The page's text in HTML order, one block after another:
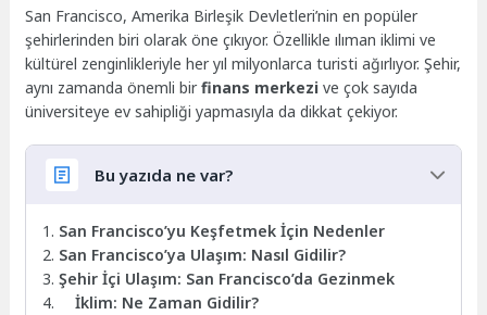
San Francisco, Amerika Birleşik Devletleri’nin en popüler
şehirlerinden biri olarak öne çıkıyor. Özellikle ılıman iklimi ve
kültürel zenginlikleriyle her yıl milyonlarca turisti ağırlıyor. Şehir,
aynı zamanda önemli birfinans merkezi ve çok sayıda
üniversiteye ev sahipliği yapmasıyla da dikkat çekiyor.
Bu yazıda ne var?
San Francisco’yu Keşfetmek İçin Nedenler
San Francisco’ya Ulaşım: Nasıl Gidilir?
Şehir İçi Ulaşım: San Francisco’da Gezinmek
İklim: Ne Zaman Gidilir?